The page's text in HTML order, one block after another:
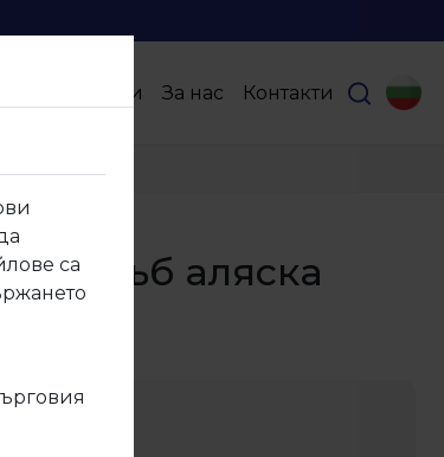
Партньори За нас Контакти
са Дъб аляска